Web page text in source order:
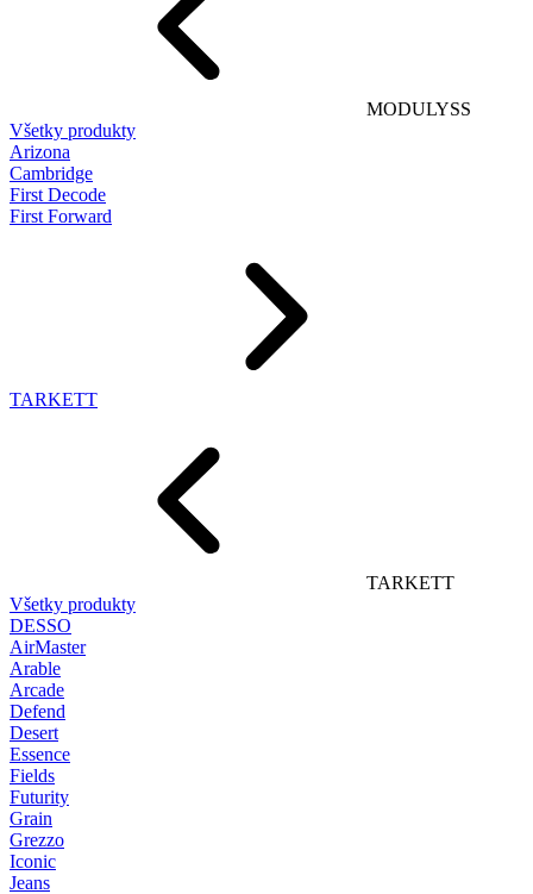
MODULYSS
Všetky produkty
Arizona
Cambridge
First Decode
First Forward
TARKETT
TARKETT
Všetky produkty
DESSO
AirMaster
Arable
Arcade
Defend
Desert
Essence
Fields
Futurity
Grain
Grezzo
Iconic
Jeans